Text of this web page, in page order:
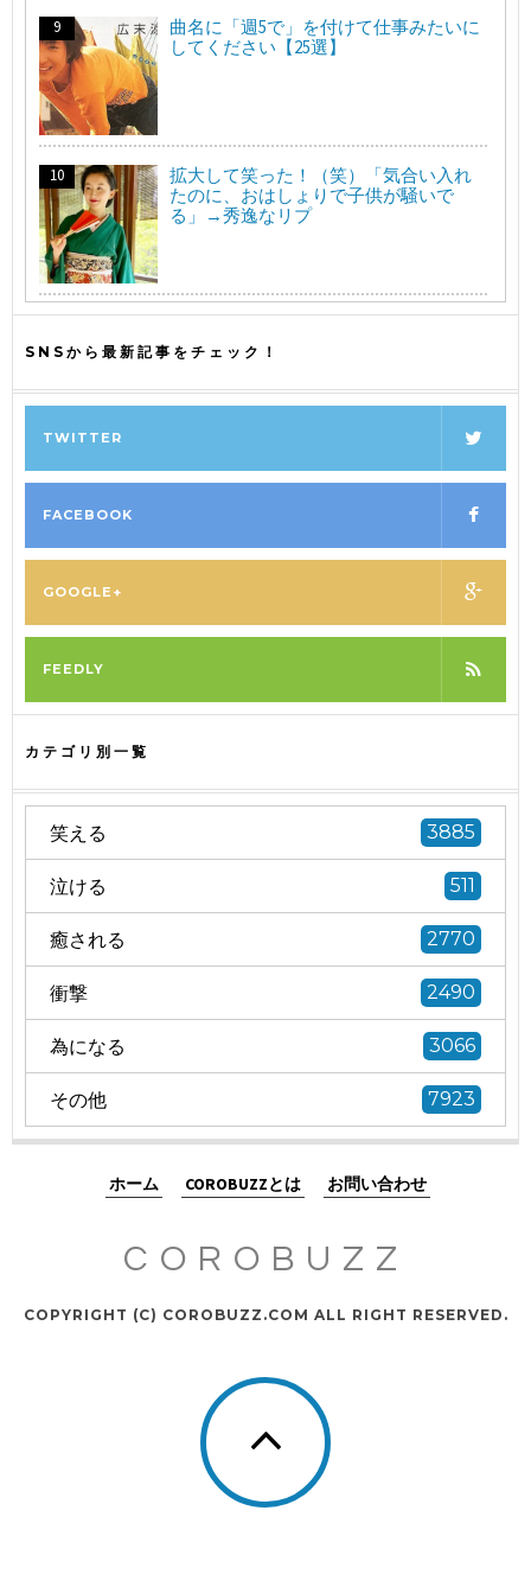
曲名に「週5で」を付けて仕事みたいに
してください【25選】
拡大して笑った！（笑）「気合い入れ
たのに、おはしょりで子供が騒いで
る」→秀逸なリプ
SNSから最新記事をチェック！
TWITTER
FACEBOOK
GOOGLE+
FEEDLY
カテゴリ別一覧
笑える 3885
泣ける 511
癒される 2770
衝撃 2490
為になる 3066
その他 7923
ホーム COROBUZZとは お問い合わせ
COROBUZZ
COPYRIGHT (C) COROBUZZ.COM ALL RIGHT RESERVED.